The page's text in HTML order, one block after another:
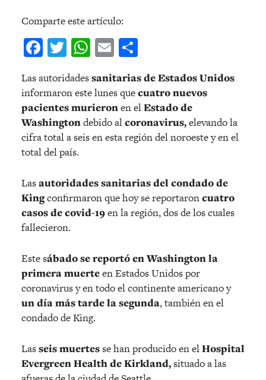
Comparte este artículo:
Facebook
Twitter
WhatsApp
Email
Las autoridadessanitarias de Estados Unidos
informaron este lunes quecuatro nuevos
pacientes murieronen elEstado de
Washingtondebido alcoronavirus,elevando la
cifra total a seis en esta región del noroeste y en el
total del país.
Lasautoridades sanitarias del condado de
Kingconfirmaron que hoy se reportaroncuatro
casos de covid-19en la región, dos de los cuales
fallecieron.
Este sábado se reportó en Washington la
primera muerteen Estados Unidos por
coronavirus y en todo el continente americano y
un día más tarde la segunda, también en el
condado de King.
Lasseis muertesse han producido en elHospital
Evergreen Health de Kirkland,situado a las